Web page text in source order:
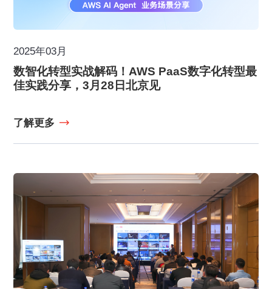
2025年03月
数智化转型实战解码！AWS PaaS数字化转型最
佳实践分享，3月28日北京见
了解更多